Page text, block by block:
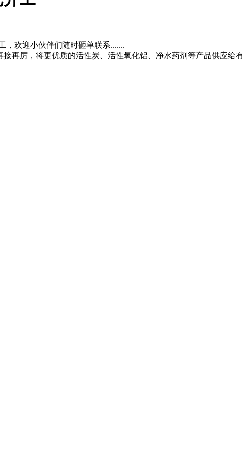
欢迎小伙伴们随时砸单联系.......
厉，将更优质的活性炭、活性氧化铝、净水药剂等产品供应给